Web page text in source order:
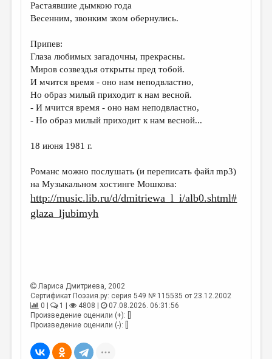
РЕДКОЛЛЕГИЯ
МАЛАЯ ПРОЗА
ЭССЕИСТИКА
ЛИТЕРАТУРОВЕДЕНИЕ
КУЛЬТУРОВЕДЕНИЕ
ЦИКЛЫ ПУБЛИКАЦИЙ
ТРЕДИАКОВСКИЙ
МЕДИА
Растаявшие дымкою года
Веcенним, звонким эхом обернулись.
Припев:
Глаза любимых загадочны, прекрасны.
Миров созвездья открыты пред тобой.
И мчится время - оно нам неподвластно,
Но образ милый приходит к нам весной.
- И мчится время - оно нам неподвластно,
- Но образ милый приходит к нам весной...
18 июня 1981 г.
Романс можно послушать (и переписать файл mp3)
на Музыкальном хостинге Мошкова:
http://music.lib.ru/d/dmitriewa_l_i/alb0.shtml#
glaza_ljubimyh
Лариса Дмитриева, 2002
Сертификат Поэзия.ру: серия 549 № 115535 от 23.12.2002
0 |
1 | 4808 |
07.08.2026. 06:31:56
Произведение оценили (+): []
Произведение оценили (-): []